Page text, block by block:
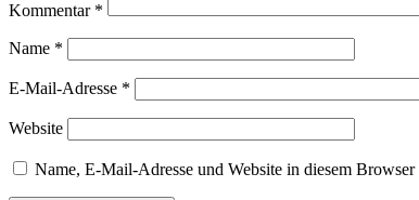
Kommentar *
Name *
E-Mail-Adresse *
Website
Name, E-Mail-Adresse und Website in diesem